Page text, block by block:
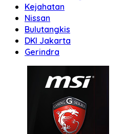
Kejahatan
Nissan
Bulutangkis
DKI Jakarta
Gerindra